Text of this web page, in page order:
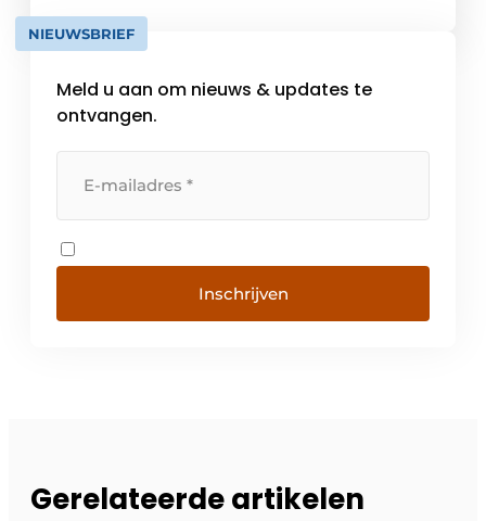
Wij brengen het “Made in Italy” naar de
wereld, samen met uitmuntendheid in […]
NIEUWSBRIEF
Meld u aan om nieuws & updates te
ontvangen.
Inschrijven
Gerelateerde artikelen